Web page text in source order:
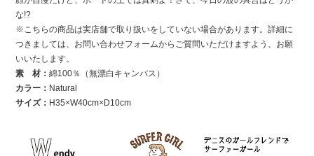
な!?
※こちらの商品は実店舗で取り扱いをしていない場合があります。詳細に
つきましては、お問い合わせフォームからご質問いただけますよう、お願
いいたします。
素 材：綿100％（無漂白キャンバス）
カラー： Natural
サイズ： H35×W40cm×D10cm